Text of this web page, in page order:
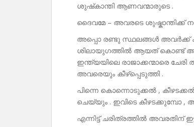
ശുഷ്‌കാന്തി ആണവന്മാരുടെ .
ദൈവമേ – അവരടെ ശുഷ്കാന്തിക്ക്
അപ്പൊ രണ്ടു സ്ഥലങ്ങൾ അവർക്ക്
ശിലായുഗത്തിൽ ആയത് കൊണ്ട്
ഇന്ത്യയിലെ രാജാക്കന്മാരെ
അവരെയും കീഴ്‌പ്പെടുത്തി .
പിന്നെ കൊന്നൊടുക്കൽ ,
ചെയ്യും . ഇവിടെ കീഴടക്കുമ്പോ ,
എന്നിട്ട് ചരിത്രത്തിൽ അവരതിന്